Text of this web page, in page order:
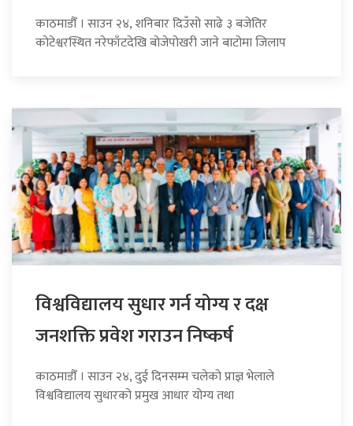
काठमाडौँ । साउन २४, शनिबार दिउँसो साढे ३ बजेतिर
कोटेश्वरस्थित नरेफाँटदेखि बोजेपोखरी जाने बाटोमा जिलाप
विश्वविद्यालय सुधार गर्न योग्य र दक्ष
जनशक्ति प्रवेश गराउन निष्कर्ष
काठमाडौँ । साउन २४, दुई दिनसम्म चलेको प्राज्ञ भेलाले
विश्वविद्यालय सुधारको प्रमुख आधार योग्य तथा